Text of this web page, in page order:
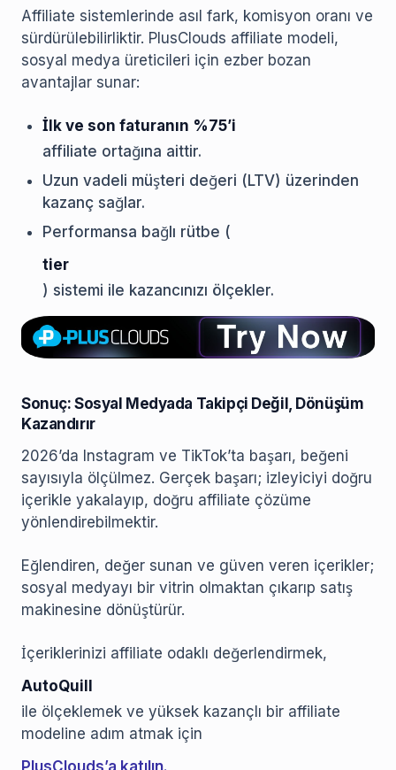
Affiliate sistemlerinde asıl fark, komisyon oranı ve
sürdürülebilirliktir. PlusClouds affiliate modeli,
sosyal medya üreticileri için ezber bozan
avantajlar sunar:
İlk ve son faturanın %75’i
affiliate ortağına aittir.
Uzun vadeli müşteri değeri (LTV) üzerinden
kazanç sağlar.
Performansa bağlı rütbe (
tier
) sistemi ile kazancınızı ölçekler.
Sonuç: Sosyal Medyada Takipçi Değil, Dönüşüm
Kazandırır
2026’da Instagram ve TikTok’ta başarı, beğeni
sayısıyla ölçülmez. Gerçek başarı; izleyiciyi doğru
içerikle yakalayıp, doğru affiliate çözüme
yönlendirebilmektir.
Eğlendiren, değer sunan ve güven veren içerikler;
sosyal medyayı bir vitrin olmaktan çıkarıp satış
makinesine dönüştürür.
İçeriklerinizi affiliate odaklı değerlendirmek,
AutoQuill
ile ölçeklemek ve yüksek kazançlı bir affiliate
modeline adım atmak için